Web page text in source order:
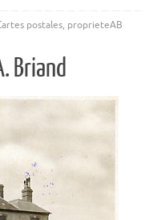
postales, proprieteAB
Briand